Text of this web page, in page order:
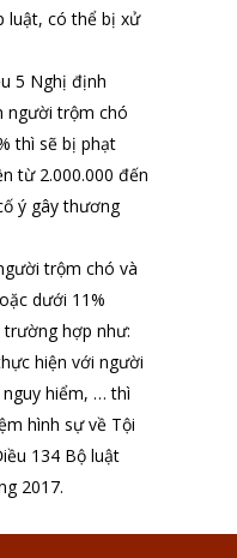
luật, có thể bị xử
5 Nghị định
người trộm chó
thì sẽ bị phạt
từ 2.000.000 đến
ý gây thương
trộm chó và
dưới 11%
hợp như:
hiện với người
hiểm, … thì
hình sự về Tội
134 Bộ luật
2017.